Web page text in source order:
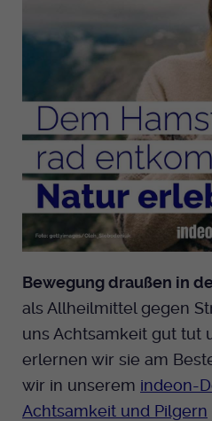
Bewegung draußen in
als Allheilmittel gegen
uns Achtsamkeit gut tut
erlernen wir sie am
wir in unserem indeon-
Achtsamkeit und Pilgern